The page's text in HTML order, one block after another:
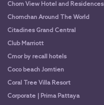
Chom View Hotel and Residences
Chomchan Around The World
Citadines Grand Central
Club Marriott
Cmor by recall hotels
Coco beach Jomtien
Coral Tree Villa Resort
Corporate | Prima Pattaya